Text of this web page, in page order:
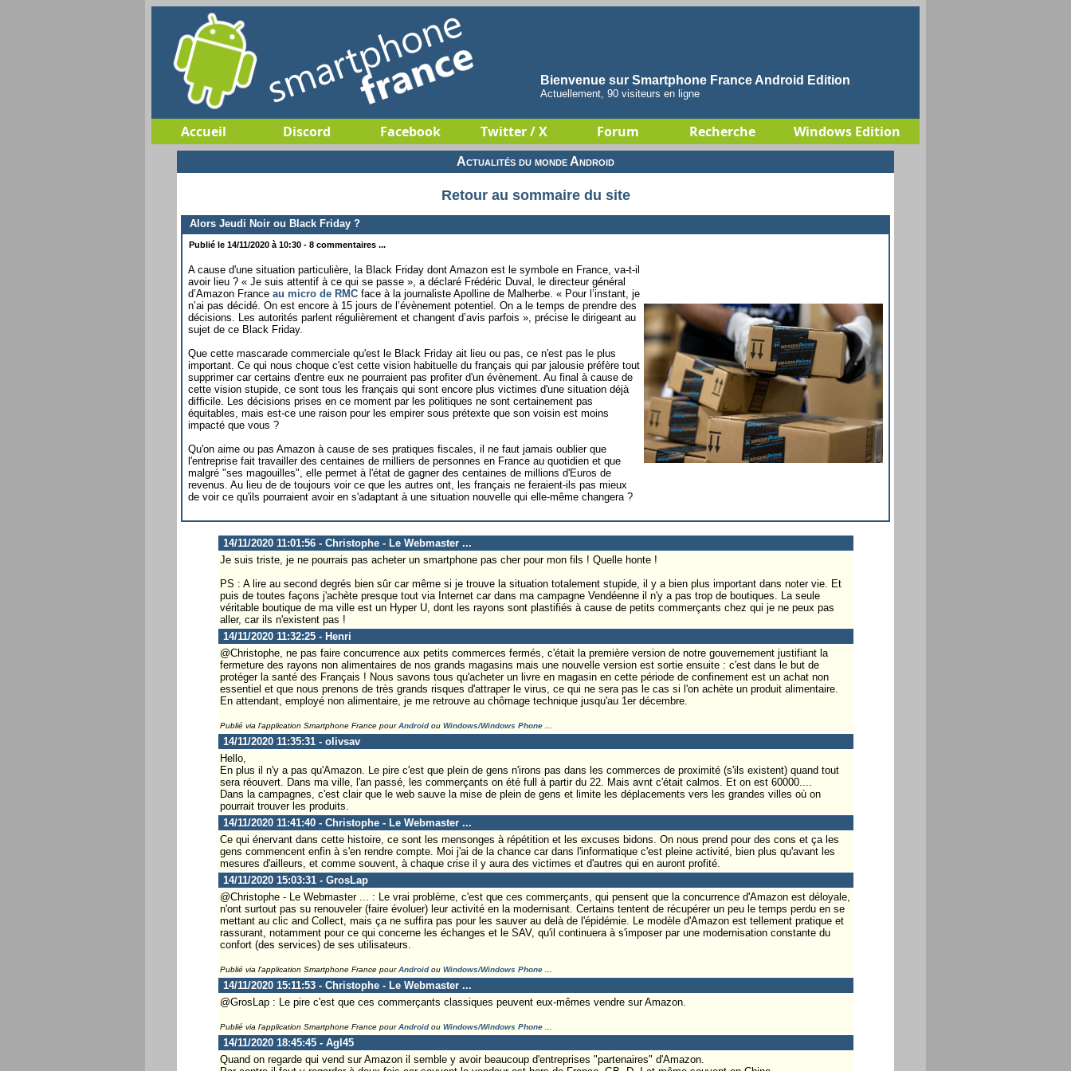
Bienvenue sur Smartphone France Android Edition
Actuellement, 90 visiteurs en ligne
Accueil Discord Facebook Twitter / X Forum Recherche Windows Edition
Actualités du monde Android
Retour au sommaire du site
Alors Jeudi Noir ou Black Friday ?
Publié le 14/11/2020 à 10:30 - 8 commentaires ...
A cause d'une situation particulière, la Black Friday dont Amazon est le symbole en France, va-t-il
avoir lieu ? « Je suis attentif à ce qui se passe », a déclaré Frédéric Duval, le directeur général
d’Amazon France au micro de RMC face à la journaliste Apolline de Malherbe. « Pour l’instant, je
n’ai pas décidé. On est encore à 15 jours de l’évènement potentiel. On a le temps de prendre des
décisions. Les autorités parlent régulièrement et changent d’avis parfois », précise le dirigeant au
sujet de ce Black Friday.
Que cette mascarade commerciale qu'est le Black Friday ait lieu ou pas, ce n'est pas le plus
important. Ce qui nous choque c'est cette vision habituelle du français qui par jalousie préfère tout
supprimer car certains d'entre eux ne pourraient pas profiter d'un évènement. Au final à cause de
cette vision stupide, ce sont tous les français qui sont encore plus victimes d'une situation déjà
difficile. Les décisions prises en ce moment par les politiques ne sont certainement pas
équitables, mais est-ce une raison pour les empirer sous prétexte que son voisin est moins
impacté que vous ?
Qu'on aime ou pas Amazon à cause de ses pratiques fiscales, il ne faut jamais oublier que
l'entreprise fait travailler des centaines de milliers de personnes en France au quotidien et que
malgré "ses magouilles", elle permet à l'état de gagner des centaines de millions d'Euros de
revenus. Au lieu de de toujours voir ce que les autres ont, les français ne feraient-ils pas mieux
de voir ce qu'ils pourraient avoir en s'adaptant à une situation nouvelle qui elle-même changera ?
14/11/2020 11:01:56 - Christophe - Le Webmaster ...
Je suis triste, je ne pourrais pas acheter un smartphone pas cher pour mon fils ! Quelle honte !
PS : A lire au second degrés bien sûr car même si je trouve la situation totalement stupide, il y a bien plus important dans noter vie. Et
puis de toutes façons j'achète presque tout via Internet car dans ma campagne Vendéenne il n'y a pas trop de boutiques. La seule
véritable boutique de ma ville est un Hyper U, dont les rayons sont plastifiés à cause de petits commerçants chez qui je ne peux pas
aller, car ils n'existent pas !
14/11/2020 11:32:25 - Henri
@Christophe, ne pas faire concurrence aux petits commerces fermés, c'était la première version de notre gouvernement justifiant la
fermeture des rayons non alimentaires de nos grands magasins mais une nouvelle version est sortie ensuite : c'est dans le but de
protéger la santé des Français ! Nous savons tous qu'acheter un livre en magasin en cette période de confinement est un achat non
essentiel et que nous prenons de très grands risques d'attraper le virus, ce qui ne sera pas le cas si l'on achète un produit alimentaire.
En attendant, employé non alimentaire, je me retrouve au chômage technique jusqu'au 1er décembre.
Publié via l'application Smartphone France pourAndroidou Windows/Windows Phone...
14/11/2020 11:35:31 - olivsav
Hello,
En plus il n'y a pas qu'Amazon. Le pire c'est que plein de gens n'irons pas dans les commerces de proximité (s'ils existent) quand tout
sera réouvert. Dans ma ville, l'an passé, les commerçants on été full à partir du 22. Mais avnt c'était calmos. Et on est 60000....
Dans la campagnes, c'est clair que le web sauve la mise de plein de gens et limite les déplacements vers les grandes villes où on
pourrait trouver les produits.
14/11/2020 11:41:40 - Christophe - Le Webmaster ...
Ce qui énervant dans cette histoire, ce sont les mensonges à répétition et les excuses bidons. On nous prend pour des cons et ça les
gens commencent enfin à s'en rendre compte. Moi j'ai de la chance car dans l'informatique c'est pleine activité, bien plus qu'avant les
mesures d'ailleurs, et comme souvent, à chaque crise il y aura des victimes et d'autres qui en auront profité.
14/11/2020 15:03:31 - GrosLap
@Christophe - Le Webmaster ... : Le vrai problème, c'est que ces commerçants, qui pensent que la concurrence d'Amazon est déloyale,
n'ont surtout pas su renouveler (faire évoluer) leur activité en la modernisant. Certains tentent de récupérer un peu le temps perdu en se
mettant au clic and Collect, mais ça ne suffira pas pour les sauver au delà de l'épidémie. Le modèle d'Amazon est tellement pratique et
rassurant, notamment pour ce qui concerne les échanges et le SAV, qu'il continuera à s'imposer par une modernisation constante du
confort (des services) de ses utilisateurs.
Publié via l'application Smartphone France pourAndroidou Windows/Windows Phone...
14/11/2020 15:11:53 - Christophe - Le Webmaster ...
@GrosLap : Le pire c'est que ces commerçants classiques peuvent eux-mêmes vendre sur Amazon.
Publié via l'application Smartphone France pourAndroidou Windows/Windows Phone...
14/11/2020 18:45:45 - Agl45
Quand on regarde qui vend sur Amazon il semble y avoir beaucoup d'entreprises "partenaires" d'Amazon.